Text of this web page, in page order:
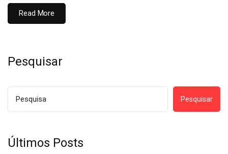
Read More
Pesquisar
Pesquisar
Últimos Posts